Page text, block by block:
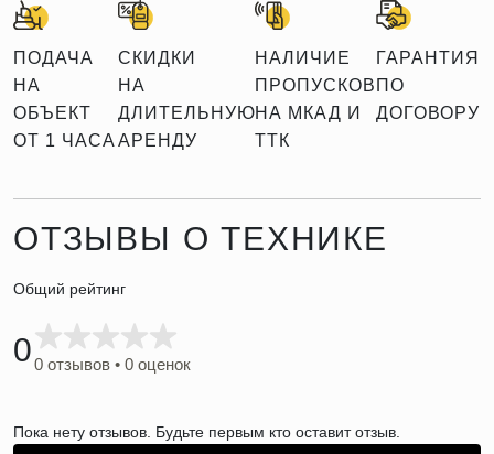
ПОДАЧА
НА
ОБЪЕКТ
ОТ 1 ЧАСА
СКИДКИ
НА
ДЛИТЕЛЬНУЮ
АРЕНДУ
НАЛИЧИЕ
ПРОПУСКОВ
НА МКАД И
ТТК
ГАРАНТИЯ
ПО
ДОГОВОРУ
ОТЗЫВЫ О ТЕХНИКЕ
Общий рейтинг
00 отзывов • 0 оценок
Пока нету отзывов. Будьте первым кто оставит отзыв.